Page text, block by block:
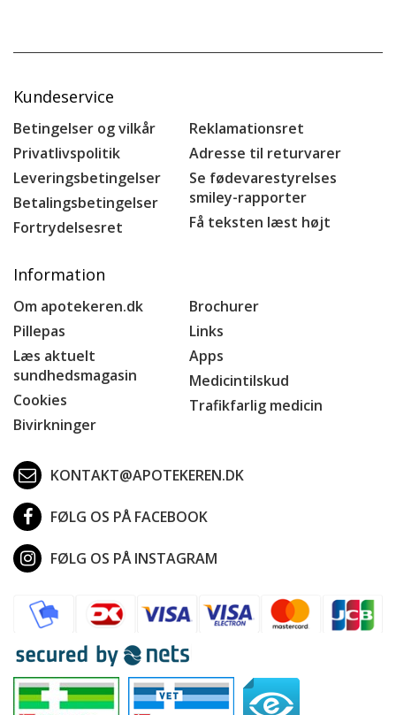
Kundeservice
Betingelser og vilkår
Privatlivspolitik
Leveringsbetingelser
Betalingsbetingelser
Fortrydelsesret
Reklamationsret
Adresse til returvarer
Se fødevarestyrelses
smiley-rapporter
Få teksten læst højt
Information
Om apotekeren.dk
Pillepas
Læs aktuelt
sundhedsmagasin
Cookies
Bivirkninger
Brochurer
Links
Apps
Medicintilskud
Trafikfarlig medicin
KONTAKT@APOTEKEREN.DK
FØLG OS PÅ FACEBOOK
FØLG OS PÅ INSTAGRAM